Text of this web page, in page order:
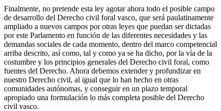
Finalmente, no pretende esta ley agotar ahora todo el posible campo
de desarrollo del Derecho civil foral vasco, que será paulatinamente
ampliado a nuevos campos por otras leyes que puedan ser dictadas
por este Parlamento en función de las diferentes necesidades y las
demandas sociales de cada momento, dentro del marco competencial
arriba descrito, así como, tal y como ya se ha dicho, por la vía de la
costumbre y los principios generales del Derecho civil foral, como
fuentes del Derecho. Ahora debemos extender y profundizar en
nuestro Derecho civil, al igual que lo han hecho en otras
comunidades autónomas, y conseguir en un plazo temporal
apropiado una formulación lo más completa posible del Derecho
civil vasco.